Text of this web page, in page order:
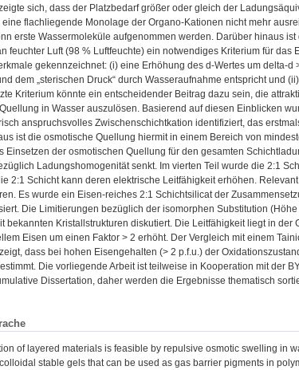
sich, dass der Platzbedarf größer oder gleich der
flachliegende Monolage der Organo-Kationen nicht mehr
erste Wassermoleküle aufgenommen werden. Darüber hinaus
feuchter Luft (98 % Luftfeuchte) ein notwendiges Kriterium für
gekennzeichnet: (i) eine Erhöhung des d-Wertes um delta-d
dem „sterischen Druck“ durch Wasseraufnahme entspricht und
Kriterium könnte ein entscheidender Beitrag dazu sein, die
in Wasser auszulösen. Basierend auf diesen Einblicken
anspruchsvolles Zwischenschichtkation identifiziert, das
ist die osmotische Quellung hiermit in einem Bereich von
Einsetzen der osmotischen Quellung für den gesamten
Ladungshomogenität senkt. Im vierten Teil wurde die 2:1
2:1 Schicht kann deren elektrische Leitfähigkeit erhöhen.
Es wurde ein Eisen-reiches 2:1 Schichtsilicat der
Die Limitierungen bezüglich der isomorphen Substitution
bekannten Kristallstrukturen diskutiert. Die Leitfähigkeit liegt in
Eisen um einen Faktor > 2 erhöht. Der Vergleich mit einem
dass bei hohen Eisengehalten (> 2 p.f.u.) der
Die vorliegende Arbeit ist teilweise in Kooperation mit der
Dissertation, daher werden die Ergebnisse thematisch
of layered materials is feasible by repulsive osmotic swelling in
stable gels that can be used as gas barrier pigments in